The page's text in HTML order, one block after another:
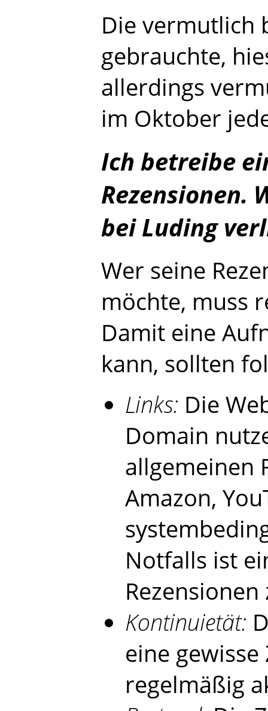
Die vermutlich
gebrauchte,
allerdings
im Oktober
Ich betreibe
Rezensionen.
bei Luding
Wer seine
möchte, muss
Damit eine
kann, sollten
Links: Die
Domain
allgemeinen
Amazon,
Notfalls ist
Kontinuietät:
eine
regelmäßig